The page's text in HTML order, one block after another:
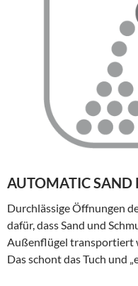
AUTOMATIC SAND
Durchlässige Öffnungen
dafür, dass Sand und
Außenflügel transportiert
Das schont das Tuch und